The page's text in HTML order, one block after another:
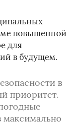
повышенной
для
в будущем.
в
приоритет.
максимально